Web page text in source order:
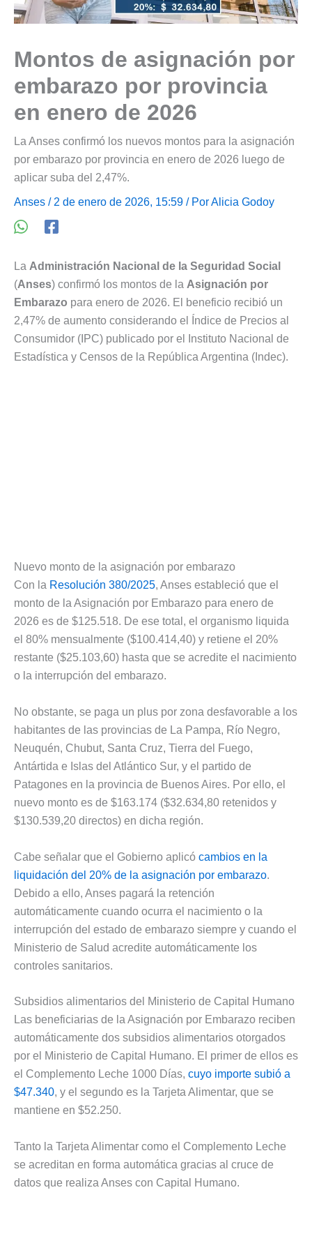
Montos de asignación por
embarazo por provincia
en enero de 2026
La Anses confirmó los nuevos montos para la asignación
por embarazo por provincia en enero de 2026 luego de
aplicar suba del 2,47%.
Anses / 2 de enero de 2026, 15:59 / PorAlicia Godoy
La Administración Nacional de la Seguridad Social
(Anses) confirmó los montos de la Asignación por
Embarazo para enero de 2026. El beneficio recibió un
2,47% de aumento considerando el Índice de Precios al
Consumidor (IPC) publicado por el Instituto Nacional de
Estadística y Censos de la República Argentina (Indec).
Nuevo monto de la asignación por embarazo
Con la Resolución 380/2025, Anses estableció que el
monto de la Asignación por Embarazo para enero de
2026 es de $125.518. De ese total, el organismo liquida
el 80% mensualmente ($100.414,40) y retiene el 20%
restante ($25.103,60) hasta que se acredite el nacimiento
o la interrupción del embarazo.
No obstante, se paga un plus por zona desfavorable a los
habitantes de las provincias de La Pampa, Río Negro,
Neuquén, Chubut, Santa Cruz, Tierra del Fuego,
Antártida e Islas del Atlántico Sur, y el partido de
Patagones en la provincia de Buenos Aires. Por ello, el
nuevo monto es de $163.174 ($32.634,80 retenidos y
$130.539,20 directos) en dicha región.
Cabe señalar que el Gobierno aplicó cambios en la
liquidación del 20% de la asignación por embarazo.
Debido a ello, Anses pagará la retención
automáticamente cuando ocurra el nacimiento o la
interrupción del estado de embarazo siempre y cuando el
Ministerio de Salud acredite automáticamente los
controles sanitarios.
Subsidios alimentarios del Ministerio de Capital Humano
Las beneficiarias de la Asignación por Embarazo reciben
automáticamente dos subsidios alimentarios otorgados
por el Ministerio de Capital Humano. El primer de ellos es
el Complemento Leche 1000 Días, cuyo importe subió a
$47.340, y el segundo es la Tarjeta Alimentar, que se
mantiene en $52.250.
Tanto la Tarjeta Alimentar como el Complemento Leche
se acreditan en forma automática gracias al cruce de
datos que realiza Anses con Capital Humano.